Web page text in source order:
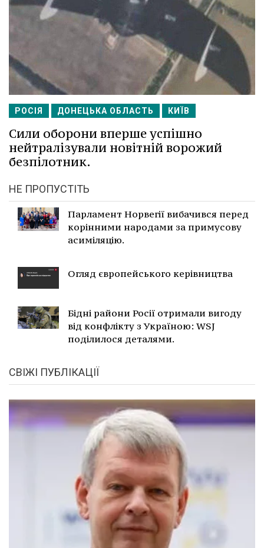
РОСІЯ ДОНЕЦЬКА ОБЛАСТЬ КИЇВ
Сили оборони вперше успішно
нейтралізували новітній ворожий
безпілотник.
НЕ ПРОПУСТІТЬ
Парламент Норвегії вибачився перед
корінними народами за примусову
асиміляцію.
Огляд європейського керівництва
Бідні райони Росії отримали вигоду
від конфлікту з Україною: WSJ
поділилося деталями.
СВІЖІ ПУБЛІКАЦІЇ